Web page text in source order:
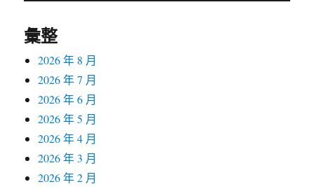
彙整
2026 年 8 月
2026 年 7 月
2026 年 6 月
2026 年 5 月
2026 年 4 月
2026 年 3 月
2026 年 2 月